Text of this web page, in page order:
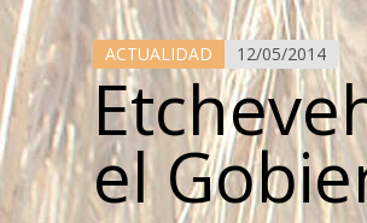
ACTUALIDAD 12/05/2014
el